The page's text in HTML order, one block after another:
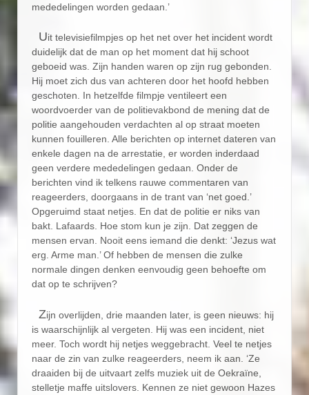
mededelingen worden gedaan.’
Uit televisiefilmpjes op het net over het incident wordt
duidelijk dat de man op het moment dat hij schoot
geboeid was. Zijn handen waren op zijn rug gebonden.
Hij moet zich dus van achteren door het hoofd hebben
geschoten. In hetzelfde filmpje ventileert een
woordvoerder van de politievakbond de mening dat de
politie aangehouden verdachten al op straat moeten
kunnen fouilleren. Alle berichten op internet dateren van
enkele dagen na de arrestatie, er worden inderdaad
geen verdere mededelingen gedaan. Onder de
berichten vind ik telkens rauwe commentaren van
reageerders, doorgaans in de trant van ‘net goed.’
Opgeruimd staat netjes. En dat de politie er niks van
bakt. Lafaards. Hoe stom kun je zijn. Dat zeggen de
mensen ervan. Nooit eens iemand die denkt: ‘Jezus wat
erg. Arme man.’ Of hebben de mensen die zulke
normale dingen denken eenvoudig geen behoefte om
dat op te schrijven?
Zijn overlijden, drie maanden later, is geen nieuws: hij
is waarschijnlijk al vergeten. Hij was een incident, niet
meer. Toch wordt hij netjes weggebracht. Veel te netjes
naar de zin van zulke reageerders, neem ik aan. ‘Ze
draaiden bij de uitvaart zelfs muziek uit de Oekraïne,
stelletje maffe uitslovers. Kennen ze niet gewoon Hazes